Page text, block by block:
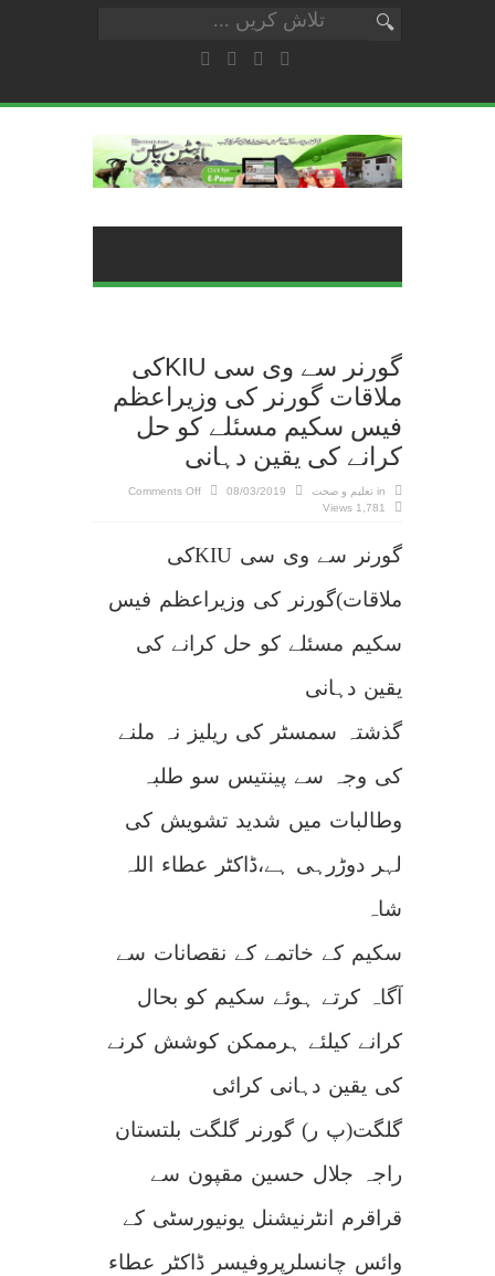
گورنر سے وی سی KIUکی
ملاقات گورنر کی وزیراعظم
فیس سکیم مسئلے کو حل
کرانے کی یقین دہانی
in تعلیم و صحت 08/03/2019
Comments Off
on
وزیراعظم
فیس
1,781 Views
گورنر سے وی سی KIUکی
ملاقات)گورنر کی وزیراعظم فیس
سکیم مسئلے کو حل کرانے کی
یقین دہانی
گذشتہ سمسٹر کی ریلیز نہ ملنے
کی وجہ سے پینتیس سو طلبہ
وطالبات میں شدید تشویش کی
لہر دوڑرہی ہے،ڈاکٹر عطاء اللہ
شاہ
سکیم کے خاتمے کے نقصانات سے
آگاہ کرتے ہوئے سکیم کو بحال
کرانے کیلئے ہرممکن کوشش کرنے
کی یقین دہانی کرائی
گلگت(پ ر) گورنر گلگت بلتستان
راجہ جلال حسین مقپون سے
قراقرم انٹرنیشنل یونیورسٹی کے
وائس چانسلرپروفیسر ڈاکٹر عطاء